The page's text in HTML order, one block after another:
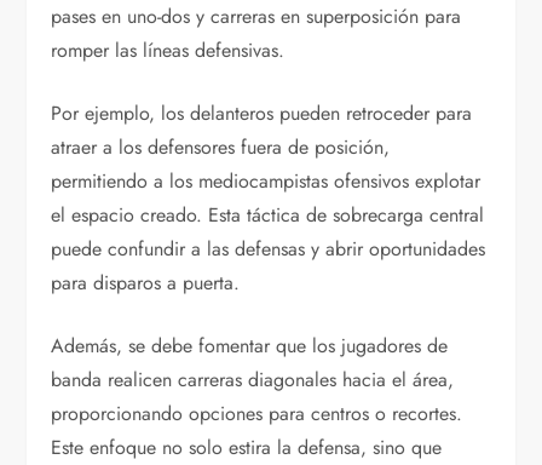
pases en uno-dos y carreras en superposición para
romper las líneas defensivas.
Por ejemplo, los delanteros pueden retroceder para
atraer a los defensores fuera de posición,
permitiendo a los mediocampistas ofensivos explotar
el espacio creado. Esta táctica de sobrecarga central
puede confundir a las defensas y abrir oportunidades
para disparos a puerta.
Además, se debe fomentar que los jugadores de
banda realicen carreras diagonales hacia el área,
proporcionando opciones para centros o recortes.
Este enfoque no solo estira la defensa, sino que